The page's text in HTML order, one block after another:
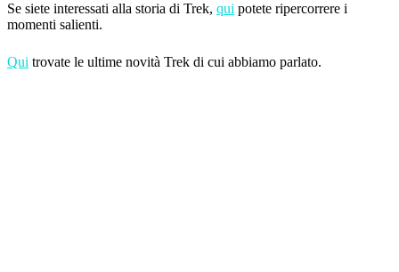
Se siete interessati alla storia di Trek, qui potete ripercorrere i
momenti salienti.
Qui trovate le ultime novità Trek di cui abbiamo parlato.